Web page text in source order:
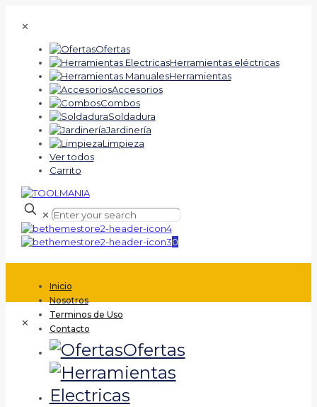
✕
Ofertas
Herramientas eléctricas
Herramientas
Accesorios
Combos
Soldadura
Jardinería
Limpieza
Ver todos
Carrito
✕
0
Inicio
Nosotros
Terminos de Uso
Contacto
✕
Ofertas